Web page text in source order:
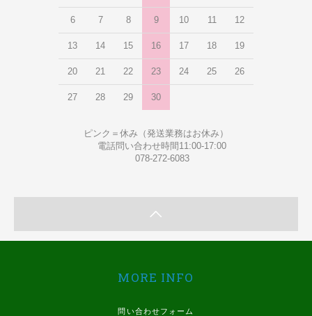
6 7 8 9 10 11 12
13 14 15 16 17 18 19
20 21 22 23 24 25 26
27 28 29 30
ピンク＝休み（発送業務はお休み）
電話問い合わせ時間11:00-17:00
078-272-6083
MORE INFO
問い合わせフォーム